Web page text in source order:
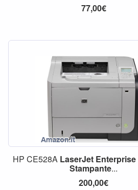
77,00€
HP CE528A LaserJet Enterprise
Stampante...
200,00€